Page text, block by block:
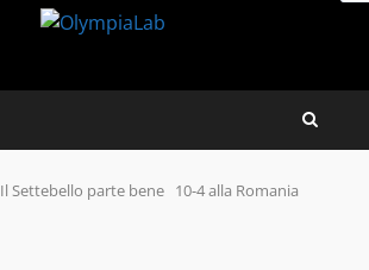
Il Settebello parte bene 10-4 alla Romania